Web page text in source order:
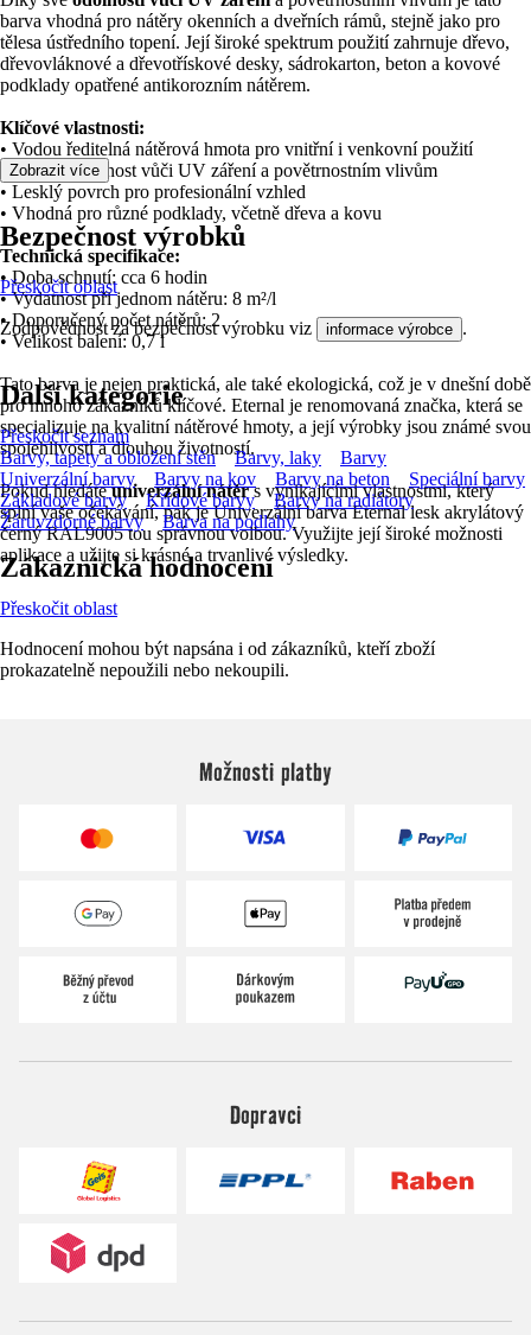
barva vhodná pro nátěry okenních a dveřních rámů, stejně jako pro
tělesa ústředního topení. Její široké spektrum použití zahrnuje dřevo,
dřevovláknové a dřevotřískové desky, sádrokarton, beton a kovové
podklady opatřené antikorozním nátěrem.
Klíčové vlastnosti:
• Vodou ředitelná nátěrová hmota pro vnitřní i venkovní použití
• Vysoká odolnost vůči UV záření a povětrnostním vlivům
• Lesklý povrch pro profesionální vzhled
• Vhodná pro různé podklady, včetně dřeva a kovu
Technická specifikace:
• Doba schnutí: cca 6 hodin
• Vydatnost při jednom nátěru: 8 m²/l
• Doporučený počet nátěrů: 2
• Velikost balení: 0,7 l
Tato barva je nejen praktická, ale také ekologická, což je v dnešní době
pro mnoho zákazníků klíčové. Eternal je renomovaná značka, která se
specializuje na kvalitní nátěrové hmoty, a její výrobky jsou známé svou
spolehlivostí a dlouhou životností.
Pokud hledáteuniverzální nátěrs vynikajícími vlastnostmi, který
splní vaše očekávání, pak je Univerzální barva Eternal lesk akrylátový
černý RAL9005 tou správnou volbou. Využijte její široké možnosti
aplikace a užijte si krásné a trvanlivé výsledky.
Zobrazit více
Bezpečnost výrobků
Přeskočit oblast
Zodpovědnost za bezpečnost výrobku viz informace výrobce .
Další kategorie
Přeskočit seznam
Barvy, tapety a obložení stěn
Barvy, laky
Barvy
Univerzální barvy
Barvy na kov Barvy na beton
Speciální barvy
Základové barvy
Křídové barvy
Barvy na radiátory
Žáruvzdorné barvy
Barva na podlahy
Zákaznická hodnocení
Přeskočit oblast
Hodnocení mohou být napsána i od zákazníků, kteří zboží
prokazatelně nepoužili nebo nekoupili.
Možnosti platby
Dopravci